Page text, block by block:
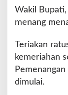
r
Wakil
menang
Teriakan
kemeriahan
dimulai.